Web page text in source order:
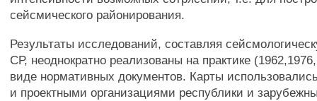
сейсмического районирования.
Результаты исследований, составляя
СР, неоднократно реализованы на практике
виде нормативных документов. Карты
и проектными организациями республики и